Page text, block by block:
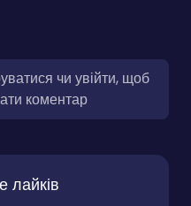
чи увійти, щоб
коментар
лайків